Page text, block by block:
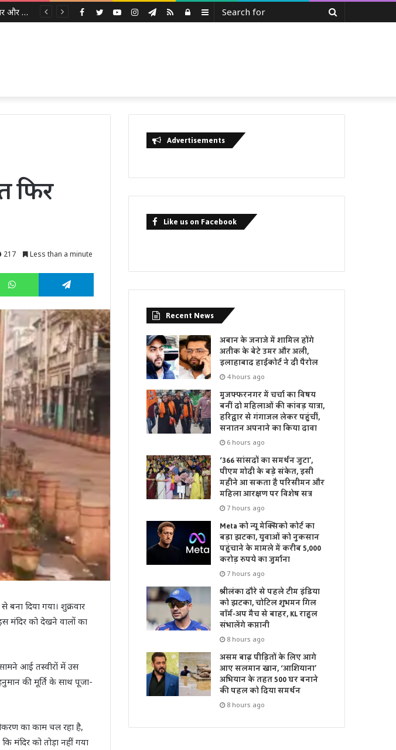
अबान के जनाजे में शामिल होंगे अतीक के बेटे उमर और अली, इलाहाबाद हाईकोर्ट ने दी पैरोल Sidebar
Log
RSS
Telegram
Instagram
YouTube
Twitter
Facebook
फिर
217 Less than a minute
WhatsApp Telegram
बना दिया गया। शुक्रवार
मंदिर को देखने वालों का
आई तस्वीरों में उस
की मूर्ति के साथ पूजा-
का काम चल रहा है,
मंदिर को तोड़ा नहीं गया
Advertisements
Like us on Facebook
Recent News
अबान के जनाजे में शामिल होंगे
अतीक के बेटे उमर और अली,
इलाहाबाद हाईकोर्ट ने दी पैरोल
4 hours ago
मुजफ्फरनगर में चर्चा का विषय
बनीं दो महिलाओं की कांवड़ यात्रा,
हरिद्वार से गंगाजल लेकर पहुंचीं,
सनातन अपनाने का किया दावा
6 hours ago
‘366 सांसदों का समर्थन जुटा’,
पीएम मोदी के बड़े संकेत, इसी
महीने आ सकता है परिसीमन और
महिला आरक्षण पर विशेष सत्र
7 hours ago
Meta को न्यू मेक्सिको कोर्ट का
बड़ा झटका, युवाओं को नुकसान
पहुंचाने के मामले में करीब 5,000
करोड़ रुपये का जुर्माना
7 hours ago
श्रीलंका दौरे से पहले टीम इंडिया
को झटका, चोटिल शुभमन गिल
वॉर्म-अप मैच से बाहर, KL राहुल
संभालेंगे कप्तानी
8 hours ago
असम बाढ़ पीड़ितों के लिए आगे
आए सलमान खान, ‘आशियाना’
अभियान के तहत 500 घर बनाने
की पहल को दिया समर्थन
8 hours ago